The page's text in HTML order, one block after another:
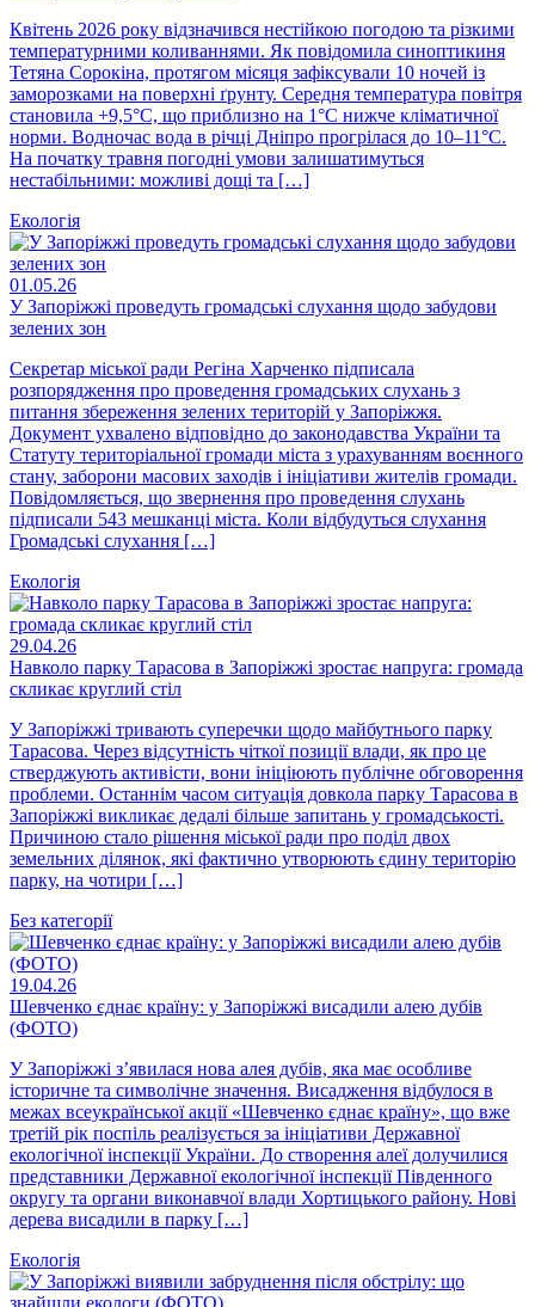
Квітень 2026 року відзначився нестійкою погодою та різкими
температурними коливаннями. Як повідомила синоптикиня
Тетяна Сорокіна, протягом місяця зафіксували 10 ночей із
заморозками на поверхні ґрунту. Середня температура повітря
становила +9,5°C, що приблизно на 1°C нижче кліматичної
норми. Водночас вода в річці Дніпро прогрілася до 10–11°C.
На початку травня погодні умови залишатимуться
нестабільними: можливі дощі та […]
Екологія
01.05.26
У Запоріжжі проведуть громадські слухання щодо забудови
зелених зон
Секретар міської ради Регіна Харченко підписала
розпорядження про проведення громадських слухань з
питання збереження зелених територій у Запоріжжя.
Документ ухвалено відповідно до законодавства України та
Статуту територіальної громади міста з урахуванням воєнного
стану, заборони масових заходів і ініціативи жителів громади.
Повідомляється, що звернення про проведення слухань
підписали 543 мешканці міста. Коли відбудуться слухання
Громадські слухання […]
Екологія
29.04.26
Навколо парку Тарасова в Запоріжжі зростає напруга: громада
скликає круглий стіл
У Запоріжжі тривають суперечки щодо майбутнього парку
Тарасова. Через відсутність чіткої позиції влади, як про це
стверджують активісти, вони ініціюють публічне обговорення
проблеми. Останнім часом ситуація довкола парку Тарасова в
Запоріжжі викликає дедалі більше запитань у громадськості.
Причиною стало рішення міської ради про поділ двох
земельних ділянок, які фактично утворюють єдину територію
парку, на чотири […]
Без категорії
19.04.26
Шевченко єднає країну: у Запоріжжі висадили алею дубів
(ФОТО)
У Запоріжжі з’явилася нова алея дубів, яка має особливе
історичне та символічне значення. Висадження відбулося в
межах всеукраїнської акції «Шевченко єднає країну», що вже
третій рік поспіль реалізується за ініціативи Державної
екологічної інспекції України. До створення алеї долучилися
представники Державної екологічної інспекції Південного
округу та органи виконавчої влади Хортицького району. Нові
дерева висадили в парку […]
Екологія